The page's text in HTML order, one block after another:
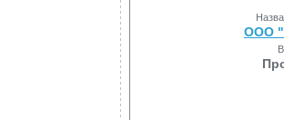
ООО